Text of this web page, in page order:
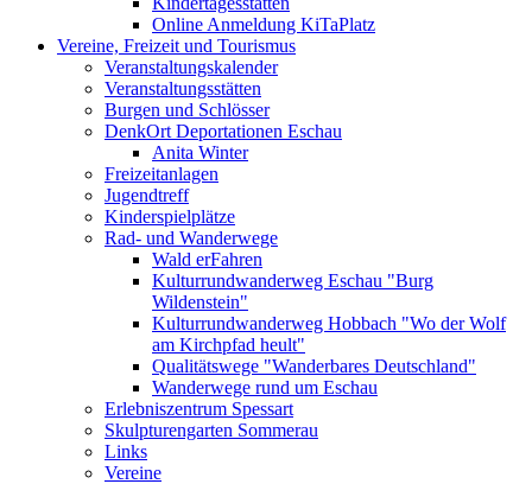
Online Anmeldung KiTaPlatz
Vereine, Freizeit und Tourismus
Veranstaltungskalender
Veranstaltungsstätten
Burgen und Schlösser
DenkOrt Deportationen Eschau
Anita Winter
Freizeitanlagen
Jugendtreff
Kinderspielplätze
Rad- und Wanderwege
Wald erFahren
Kulturrundwanderweg Eschau "Burg
Wildenstein"
Kulturrundwanderweg Hobbach "Wo der Wolf
am Kirchpfad heult"
Qualitätswege "Wanderbares Deutschland"
Wanderwege rund um Eschau
Erlebniszentrum Spessart
Skulpturengarten Sommerau
Links
Vereine